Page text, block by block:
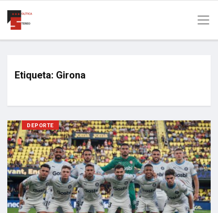
Etiqueta: Girona
DEPORTE